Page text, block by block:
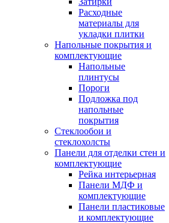
Расходные
материалы для
укладки плитки
Напольные покрытия и
комплектующие
Напольные
плинтусы
Пороги
Подложка под
напольные
покрытия
Стеклообои и
стеклохолсты
Панели для отделки стен и
комплектующие
Рейка интерьерная
Панели МДФ и
комплектующие
Панели пластиковые
и комплектующие